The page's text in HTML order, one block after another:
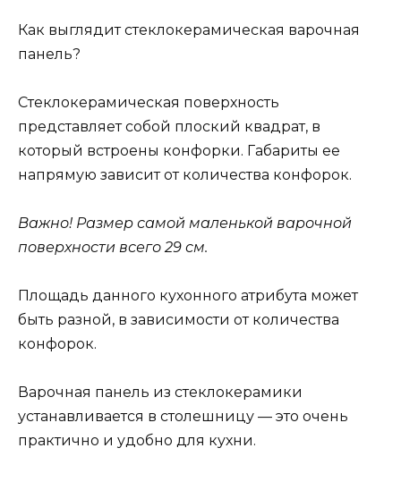
Как выглядит стеклокерамическая варочная
панель?
Стеклокерамическая поверхность
представляет собой плоский квадрат, в
который встроены конфорки. Габариты ее
напрямую зависит от количества конфорок.
Важно! Размер самой маленькой варочной
поверхности всего 29 см.
Площадь данного кухонного атрибута может
быть разной, в зависимости от количества
конфорок.
Варочная панель из стеклокерамики
устанавливается в столешницу — это очень
практично и удобно для кухни.